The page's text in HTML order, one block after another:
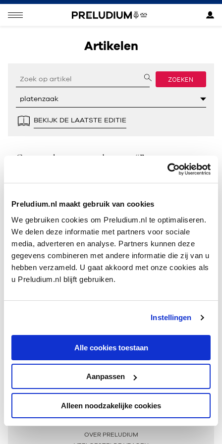
Preludium.nl maakt gebruik van cookies
We gebruiken cookies om Preludium.nl te optimaliseren.
We delen deze informatie met partners voor sociale
media, adverteren en analyse. Partners kunnen deze
gegevens combineren met andere informatie die zij van u
hebben verzameld. U gaat akkoord met onze cookies als
u Preludium.nl blijft gebruiken.
Instellingen
Alle cookies toestaan
Aanpassen
Alleen noodzakelijke cookies
Artikelen
ZOEKEN
BEKIJK DE LAATSTE EDITIE
Geen resultaten gevonden voor “”.
Meer informatie
OVER PRELUDIUM